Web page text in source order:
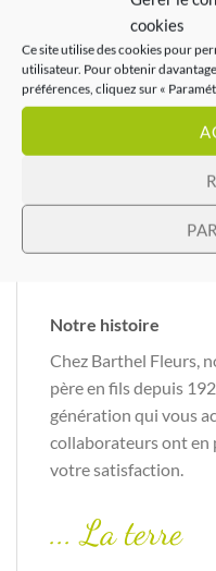
cookies
Ce site utilise des cookies pour
utilisateur. Pour obtenir
préférences, cliquez sur «
Notre histoire
Chez Barthel Fleurs,
père en fils depuis
génération qui vous
collaborateurs ont en
votre satisfaction.
... La terre